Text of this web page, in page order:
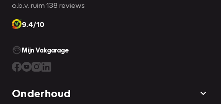
o.b.v. ruim 138 reviews
9.4/10
Mijn Vakgarage
Onderhoud